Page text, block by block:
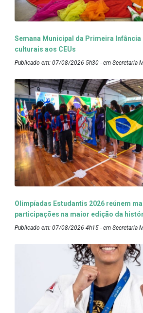
Semana Municipal da Primeira Infância
culturais aos CEUs
Publicado em: 07/08/2026 5h30 - em Secretaria
Olimpíadas Estudantis 2026 reúnem
participações na maior edição da
Publicado em: 07/08/2026 4h15 - em Secretaria